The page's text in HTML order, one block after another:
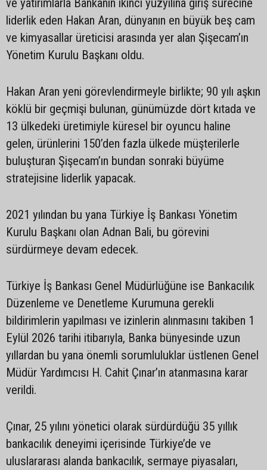
liderlik eden Hakan Aran, dünyanın en büyük beş cam
ve kimyasallar üreticisi arasında yer alan Şişecam’ın
Yönetim Kurulu Başkanı oldu.
Hakan Aran yeni görevlendirmeyle birlikte; 90 yılı aşkın
köklü bir geçmişi bulunan, günümüzde dört kıtada ve
13 ülkedeki üretimiyle küresel bir oyuncu haline
gelen, ürünlerini 150’den fazla ülkede müşterilerle
buluşturan Şişecam’ın bundan sonraki büyüme
stratejisine liderlik yapacak.
2021 yılından bu yana Türkiye İş Bankası Yönetim
Kurulu Başkanı olan Adnan Bali, bu görevini
sürdürmeye devam edecek.
Türkiye İş Bankası Genel Müdürlüğüne ise Bankacılık
Düzenleme ve Denetleme Kurumuna gerekli
bildirimlerin yapılması ve izinlerin alınmasını takiben 1
Eylül 2026 tarihi itibarıyla, Banka bünyesinde uzun
yıllardan bu yana önemli sorumluluklar üstlenen Genel
Müdür Yardımcısı H. Cahit Çınar’ın atanmasına karar
verildi.
Çınar, 25 yılını yönetici olarak sürdürdüğü 35 yıllık
bankacılık deneyimi içerisinde Türkiye’de ve
uluslararası alanda bankacılık, sermaye piyasaları,